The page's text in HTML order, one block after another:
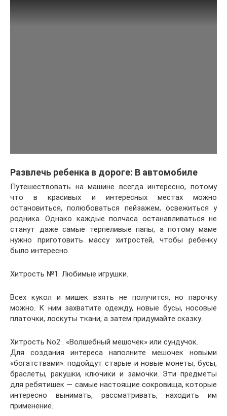
Развлечь ребенка в дороге: В автомобиле
Путешествовать на машине всегда интересно, потому
что в красивых и интересных местах можно
остановиться, полюбоваться пейзажем, освежиться у
родника. Однако каждые полчаса останавливаться не
станут даже самые терпеливые папы, а потому маме
нужно приготовить массу хитростей, чтобы ребенку
было интересно.
Хитрость №1. Любимые игрушки.
Всех кукол и мишек взять не получится, но парочку
можно. К ним захватите одежду, новые бусы, носовые
платочки, лоскуты ткани, а затем придумайте сказку.
Хитрость No2 . «Волшебный мешочек» или сундучок.
Для создания интереса наполните мешочек новыми
«богатствами»: подойдут старые и новые монеты, бусы,
браслеты, ракушки, ключики и замочки. Эти предметы
для ребятишек — самые настоящие сокровища, которые
интересно вынимать, рассматривать, находить им
применение.